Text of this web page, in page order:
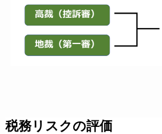
税務リスクの評価